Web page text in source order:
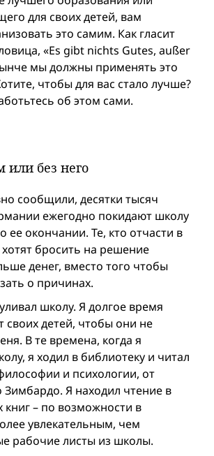
для своих детей, вам
это самим. Как гласит
«Es gibt nichts Gutes, außer
мы должны применять это
чтобы для вас стало лучше?
об этом сами.
или без него
сообщили, десятки тысяч
ежегодно покидают школу
ее окончании. Те, кто отчасти в
бросить на решение
денег, вместо того чтобы
о причинах.
школу. Я долгое время
своих детей, чтобы они не
В те времена, когда я
я ходил в библиотеку и читал
и психологии, от
Зимбардо. Я находил чтение в
– по возможности в
увлекательным, чем
рабочие листы из школы.